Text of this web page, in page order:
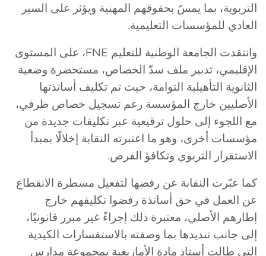
التربوية، بما يمسّ بحقوقهم المهنية ويؤثر على السير
العادي للمؤسسات التعليمية.
وانتقدت الجامعة الوطنية للتعليم FNE، على المستوى
الإقليمي، تدبير ملف سدّ الخصاص، مستحضرة وضعية
الثانوية التأهيلية التوامة، حيث تم تكليف أساتذتها
الأصليين خارج المؤسسة رغم تسجيل خصاص ظرفي،
مع اللجوء إلى حلول ترقيعية عبر تكليفات جديدة من
مؤسسات أخرى، وهو ما اعتبرته النقابة إخلالًا بمبدأ
الاستقرار التربوي وتكافؤ الفرص.
كما عبّرت النقابة عن رفضها لتفعيل مسطرة الانقطاع
عن العمل في حق أساتذة رفضوا تكليفهم خارج
إطارهم الأصلي، معتبرة ذلك إجراءً غير مبرر قانونيًا،
إلى جانب تنديدها بما وصفته بالاستفسارات الكيدية
التي طالت أستاذ مادة الأمازيغية بمجموعة مدارس